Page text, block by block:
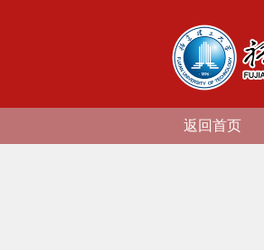
返回首页